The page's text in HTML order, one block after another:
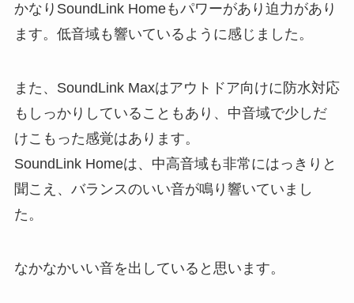
かなりSoundLink Homeもパワーがあり迫力があり
ます。低音域も響いているように感じました。
また、SoundLink Maxはアウトドア向けに防水対応
もしっかりしていることもあり、中音域で少しだ
けこもった感覚はあります。
SoundLink Homeは、中高音域も非常にはっきりと
聞こえ、バランスのいい音が鳴り響いていまし
た。
なかなかいい音を出していると思います。